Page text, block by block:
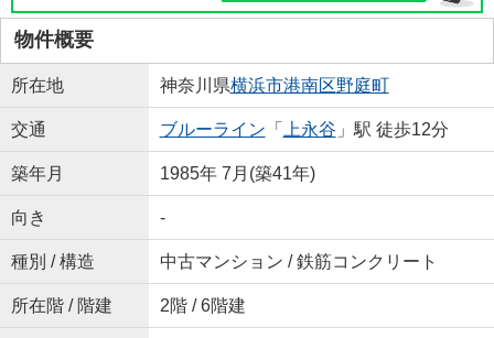
物件概要
所在地 神奈川県横浜市港南区野庭町
交通 ブルーライン 「 上永谷 」駅 徒歩12分
築年月 1985年 7月(築41年)
向き -
種別 / 構造 中古マンション / 鉄筋コンクリート
所在階 / 階建 2階 / 6階建